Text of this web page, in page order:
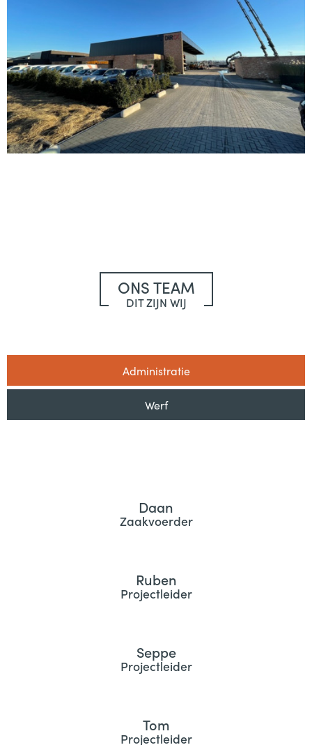
ONS TEAM
DIT ZIJN WIJ
Administratie
Werf
Daan
Zaakvoerder
Ruben
Projectleider
Seppe
Projectleider
Tom
Projectleider